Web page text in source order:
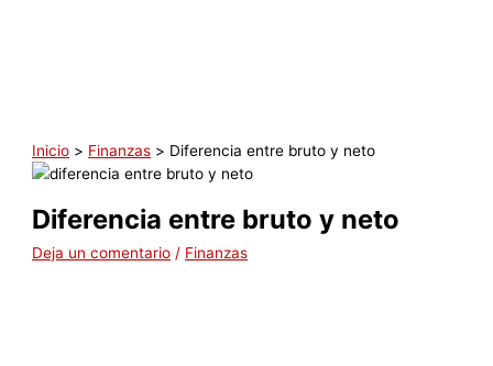
Inicio Finanzas Diferencia entre bruto y neto
Diferencia entre bruto y neto
Deja un comentario / Finanzas